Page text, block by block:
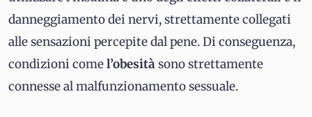
danneggiamento dei nervi, strettamente collegati
alle sensazioni percepite dal pene. Di conseguenza,
condizioni comel’obesitàsono strettamente
connesse al malfunzionamento sessuale.